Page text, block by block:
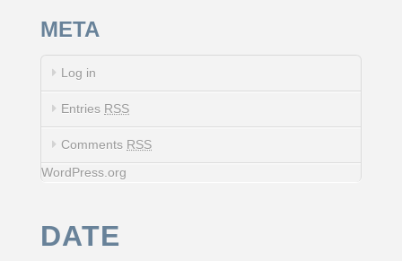
META
Log in
Entries RSS
Comments RSS
WordPress.org
DATE